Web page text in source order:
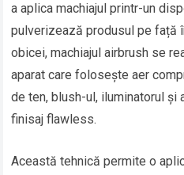
a aplica machiajul printr-un
pulverizează produsul pe față
obicei, machiajul airbrush se
aparat care folosește aer
de ten, blush-ul, iluminatorul și
finisaj flawless.
Această tehnică permite o